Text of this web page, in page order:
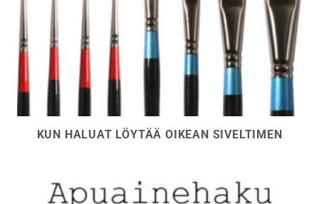
KUN HALUAT LÖYTÄÄ OIKEAN SIVELTIMEN